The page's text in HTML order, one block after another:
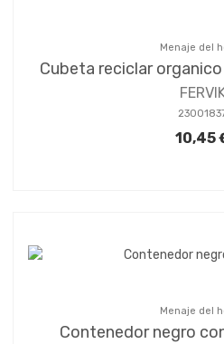
Menaje del
Cubeta reciclar
10,45
Menaje del
Contenedor negro